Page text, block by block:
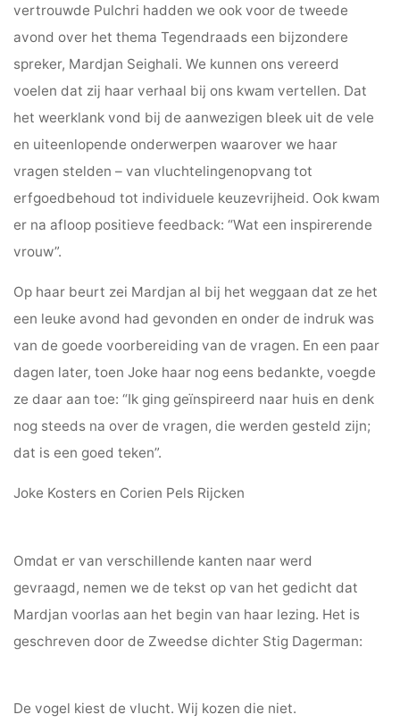
vertrouwde Pulchri hadden we ook voor de tweede
avond over het thema Tegendraads een bijzondere
spreker, Mardjan Seighali. We kunnen ons vereerd
voelen dat zij haar verhaal bij ons kwam vertellen. Dat
het weerklank vond bij de aanwezigen bleek uit de vele
en uiteenlopende onderwerpen waarover we haar
vragen stelden – van vluchtelingenopvang tot
erfgoedbehoud tot individuele keuzevrijheid. Ook kwam
er na afloop positieve feedback: “Wat een inspirerende
vrouw”.
Op haar beurt zei Mardjan al bij het weggaan dat ze het
een leuke avond had gevonden en onder de indruk was
van de goede voorbereiding van de vragen. En een paar
dagen later, toen Joke haar nog eens bedankte, voegde
ze daar aan toe: “Ik ging geïnspireerd naar huis en denk
nog steeds na over de vragen, die werden gesteld zijn;
dat is een goed teken”.
Joke Kosters en Corien Pels Rijcken
Omdat er van verschillende kanten naar werd
gevraagd, nemen we de tekst op van het gedicht dat
Mardjan voorlas aan het begin van haar lezing. Het is
geschreven door de Zweedse dichter Stig Dagerman:
De vogel kiest de vlucht. Wij kozen die niet.